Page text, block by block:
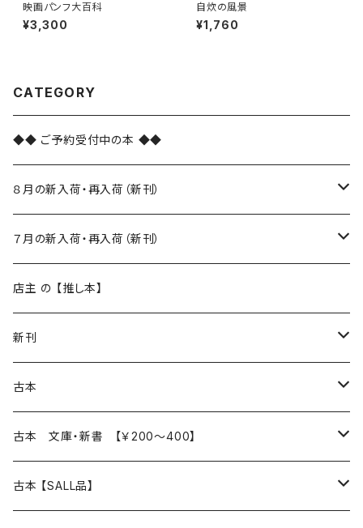
映画パンフ大百科
¥3,300
自炊の風景
¥1,760
CATEGORY
◆◆ ご予約受付中の本 ◆◆
８月の新入荷・再入荷（新刊）
新入荷
再入荷
７月の新入荷・再入荷（新刊）
新入荷
再入荷
店主 の 【推し本】
新刊
本 の あれこれ
読書のこと
本屋のこと
文芸
近代小説 エッセイ 戯曲（日本人作家）
日々 の できこと
古本
本 の あれこれ
読書のこと
日本文学
古本 文庫・新書 【￥200～400】
日本文学
古本 【SALL品】